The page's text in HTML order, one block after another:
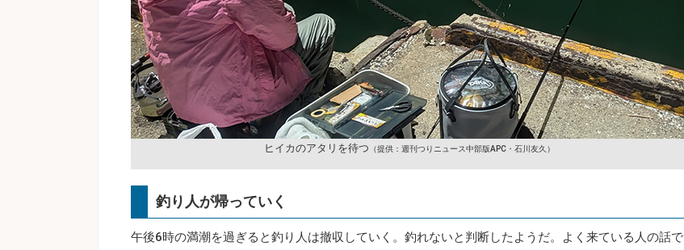
ヒイカのアタリを待つ （提供：週刊つりニュース中部版APC・石川友久）
釣り人が帰っていく
午後6時の満潮を過ぎると釣り人は撤収していく。釣れないと判断したようだ。よく来ている人の話で